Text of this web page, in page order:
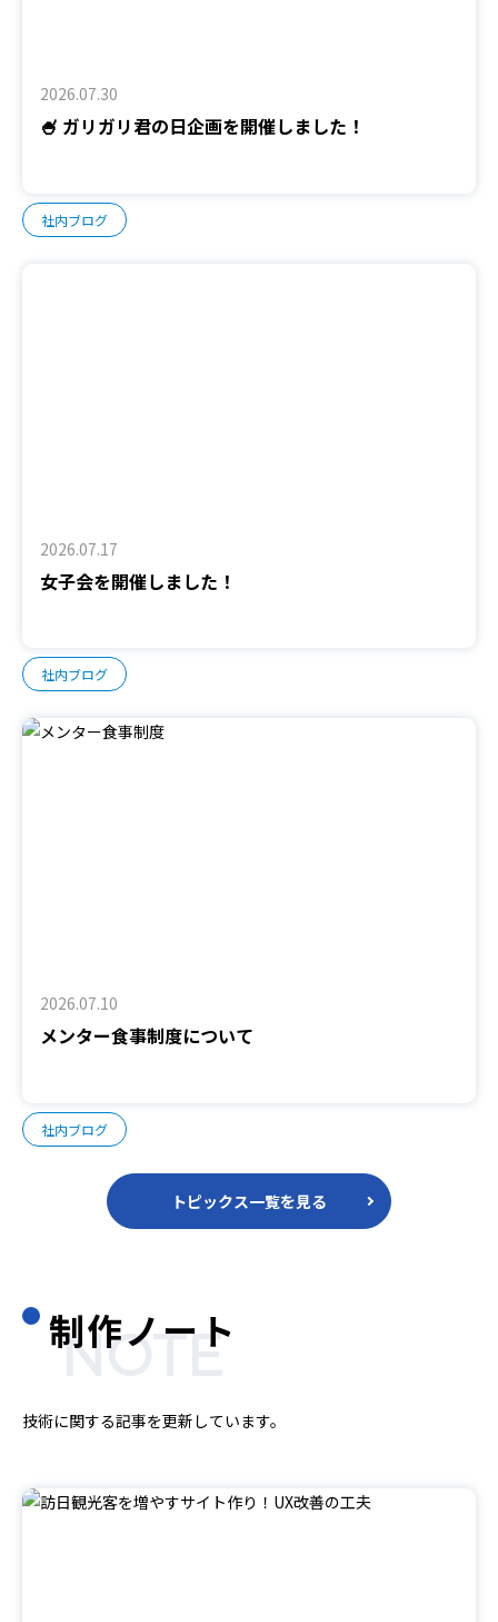
2026.07.30
🍧 ガリガリ君の日企画を開催しました！
社内ブログ
2026.07.17
女子会を開催しました！
社内ブログ
2026.07.10
メンター食事制度について
社内ブログ
トピックス一覧を見る
制作ノート
NOTE
技術に関する記事を更新しています。